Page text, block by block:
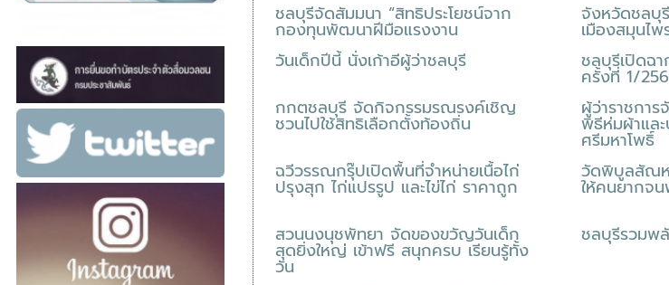
ชลบุรีจัดสัมมนา “สิทธิประโยชน์จาก
กองทุนพัฒนาฝีมือแรงงาน
จังหวัดชลบุ
เมืองสมุนไพ
วันเด็กปีนี้ นั่งเก้าอีผู้ว่าชลบุรี
ชลบุรีเปิดฉ
ครั้งที่ 1/
กกตชลบุรี จัดกิจกรรมรณรงค์เชิญ
ชวนไปใช้สิทธิเลือกตั้งท้องถิ่น
ผู้ว่าราชกา
พิธีห่มผ้าแล
ศรีมหาโพธิ์
ฉวีวรรณกรุ๊ปเปิดพื้นที่จำหน่ายเนื้อไก่
ปรุงสุก ไก่แปรรูป และไข่ไก่ ราคาถูก
วัดพิบูลสัณห
ให้คนยากจ
สวนนงนุชพัทยา จัดของขวัญวันเด็ก
สุดยิ่งใหญ่ เข้าฟรี สนุกครบ เรียนรู้ทั้ง
วัน
ชลบุรีรวมพ